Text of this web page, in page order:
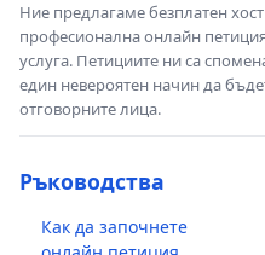
Ние предлагаме безплатен
професионална онлайн
услуга. Петициите ни са
един невероятен начин да
отговорните лица.
Ръководства
Как да започнете